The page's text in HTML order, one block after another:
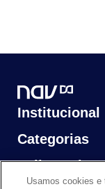
Institucional
Categorias
Saiba Mais
Usamos cookies e